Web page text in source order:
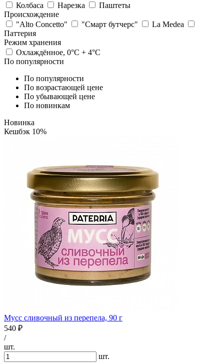
Колбаса
Нарезка
Паштеты
Происхождение
"Alto Concetto"
"Смарт бутчерс"
La Medea
Паттерия
Режим хранения
Охлаждённое, 0°С + 4°С
По популярности
По популярности
По возрастающей цене
По убывающей цене
По новинкам
Новинка
Кешбэк 10%
Мусс сливочный из перепела, 90 г
540 ₽
/
шт.
шт.